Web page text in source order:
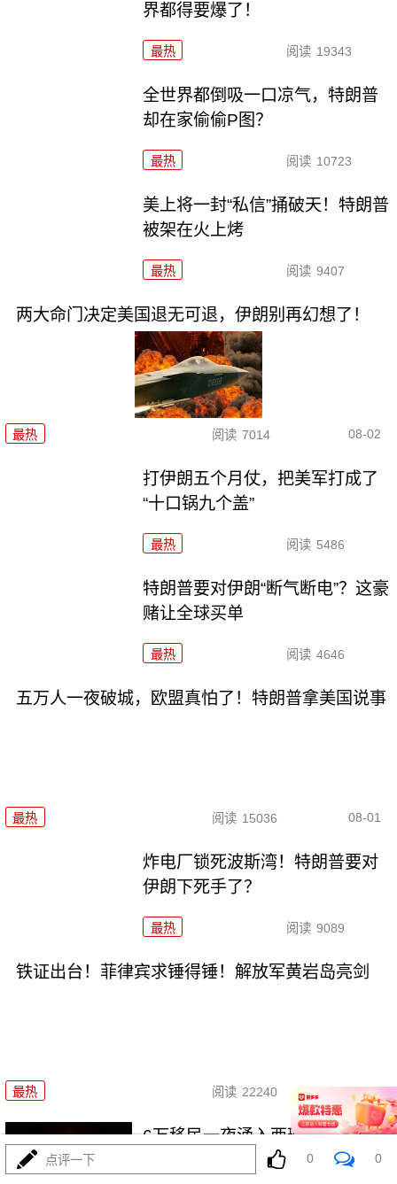
界都得要爆了！
最热 阅读 19343
全世界都倒吸一口凉气，特朗普
却在家偷偷P图？
最热 阅读 10723
美上将一封“私信”捅破天！特朗普
被架在火上烤
最热 阅读 9407
两大命门决定美国退无可退，伊朗别再幻想了！
最热 阅读 7014 08-02
打伊朗五个月仗，把美军打成了
“十口锅九个盖”
最热 阅读 5486
特朗普要对伊朗“断气断电”？这豪
赌让全球买单
最热 阅读 4646
五万人一夜破城，欧盟真怕了！特朗普拿美国说事
最热 阅读 15036 08-01
炸电厂锁死波斯湾！特朗普要对
伊朗下死手了？
最热 阅读 9089
铁证出台！菲律宾求锤得锤！解放军黄岩岛亮剑
最热 阅读 22240 08-01
6万移民一夜涌入西班牙，摩洛哥
点评一下 0 0